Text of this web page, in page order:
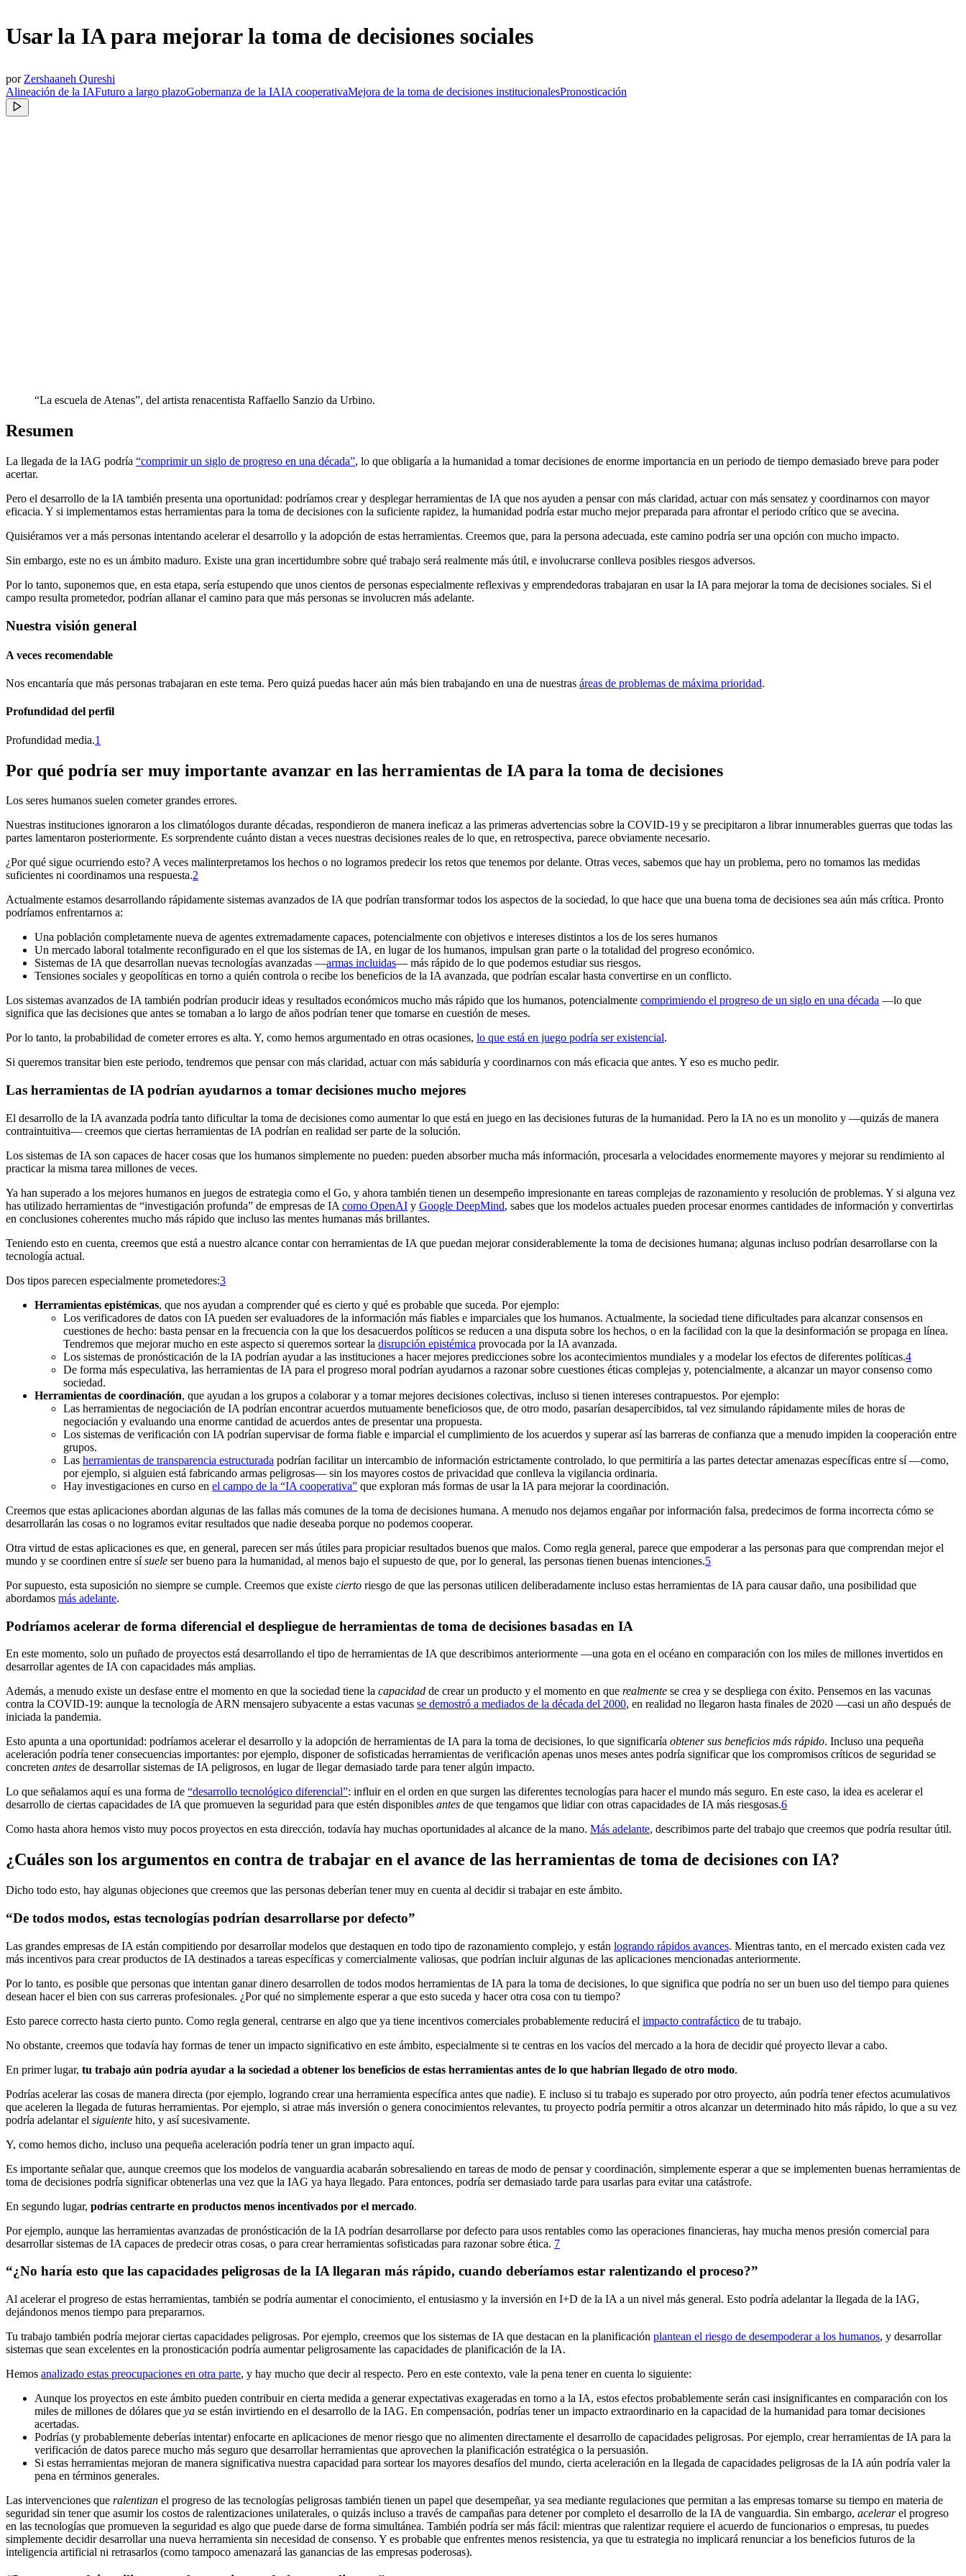
Usar la IA para mejorar la toma de decisiones sociales
por Zershaaneh Qureshi
Alineación de la IAFuturo a largo plazoGobernanza de la IAIA cooperativaMejora de la toma de decisiones institucionalesPronosticación
“La escuela de Atenas”, del artista renacentista Raffaello Sanzio da Urbino.
Resumen
La llegada de la IAG podría “comprimir un siglo de progreso en una década”, lo que obligaría a la humanidad a tomar decisiones de enorme importancia en un periodo de tiempo demasiado breve para poder
acertar.
Pero el desarrollo de la IA también presenta una oportunidad: podríamos crear y desplegar herramientas de IA que nos ayuden a pensar con más claridad, actuar con más sensatez y coordinarnos con mayor
eficacia. Y si implementamos estas herramientas para la toma de decisiones con la suficiente rapidez, la humanidad podría estar mucho mejor preparada para afrontar el periodo crítico que se avecina.
Quisiéramos ver a más personas intentando acelerar el desarrollo y la adopción de estas herramientas. Creemos que, para la persona adecuada, este camino podría ser una opción con mucho impacto.
Sin embargo, este no es un ámbito maduro. Existe una gran incertidumbre sobre qué trabajo será realmente más útil, e involucrarse conlleva posibles riesgos adversos.
Por lo tanto, suponemos que, en esta etapa, sería estupendo que unos cientos de personas especialmente reflexivas y emprendedoras trabajaran en usar la IA para mejorar la toma de decisiones sociales. Si el
campo resulta prometedor, podrían allanar el camino para que más personas se involucren más adelante.
Nuestra visión general
A veces recomendable
Nos encantaría que más personas trabajaran en este tema. Pero quizá puedas hacer aún más bien trabajando en una de nuestras áreas de problemas de máxima prioridad.
Profundidad del perfil
Profundidad media.⁠1
Por qué podría ser muy importante avanzar en las herramientas de IA para la toma de decisiones
Los seres humanos suelen cometer grandes errores.
Nuestras instituciones ignoraron a los climatólogos durante décadas, respondieron de manera ineficaz a las primeras advertencias sobre la COVID-19 y se precipitaron a librar innumerables guerras que todas las
partes lamentaron posteriormente. Es sorprendente cuánto distan a veces nuestras decisiones reales de lo que, en retrospectiva, parece obviamente necesario.
¿Por qué sigue ocurriendo esto? A veces malinterpretamos los hechos o no logramos predecir los retos que tenemos por delante. Otras veces, sabemos que hay un problema, pero no tomamos las medidas
suficientes ni coordinamos una respuesta.⁠2
Actualmente estamos desarrollando rápidamente sistemas avanzados de IA que podrían transformar todos los aspectos de la sociedad, lo que hace que una buena toma de decisiones sea aún más crítica. Pronto
podríamos enfrentarnos a:
Una población completamente nueva de agentes extremadamente capaces, potencialmente con objetivos e intereses distintos a los de los seres humanos
Un mercado laboral totalmente reconfigurado en el que los sistemas de IA, en lugar de los humanos, impulsan gran parte o la totalidad del progreso económico.
Sistemas de IA que desarrollan nuevas tecnologías avanzadas —armas incluidas— más rápido de lo que podemos estudiar sus riesgos.
Tensiones sociales y geopolíticas en torno a quién controla o recibe los beneficios de la IA avanzada, que podrían escalar hasta convertirse en un conflicto.
Los sistemas avanzados de IA también podrían producir ideas y resultados económicos mucho más rápido que los humanos, potencialmente comprimiendo el progreso de un siglo en una década —lo que
significa que las decisiones que antes se tomaban a lo largo de años podrían tener que tomarse en cuestión de meses.
Por lo tanto, la probabilidad de cometer errores es alta. Y, como hemos argumentado en otras ocasiones, lo que está en juego podría ser existencial.
Si queremos transitar bien este periodo, tendremos que pensar con más claridad, actuar con más sabiduría y coordinarnos con más eficacia que antes. Y eso es mucho pedir.
Las herramientas de IA podrían ayudarnos a tomar decisiones mucho mejores
El desarrollo de la IA avanzada podría tanto dificultar la toma de decisiones como aumentar lo que está en juego en las decisiones futuras de la humanidad. Pero la IA no es un monolito y —quizás de manera
contraintuitiva— creemos que ciertas herramientas de IA podrían en realidad ser parte de la solución.
Los sistemas de IA son capaces de hacer cosas que los humanos simplemente no pueden: pueden absorber mucha más información, procesarla a velocidades enormemente mayores y mejorar su rendimiento al
practicar la misma tarea millones de veces.
Ya han superado a los mejores humanos en juegos de estrategia como el Go, y ahora también tienen un desempeño impresionante en tareas complejas de razonamiento y resolución de problemas. Y si alguna vez
has utilizado herramientas de “investigación profunda” de empresas de IA como OpenAI y Google DeepMind, sabes que los modelos actuales pueden procesar enormes cantidades de información y convertirlas
en conclusiones coherentes mucho más rápido que incluso las mentes humanas más brillantes.
Teniendo esto en cuenta, creemos que está a nuestro alcance contar con herramientas de IA que puedan mejorar considerablemente la toma de decisiones humana; algunas incluso podrían desarrollarse con la
tecnología actual.
Dos tipos parecen especialmente prometedores:⁠3
Herramientas epistémicas, que nos ayudan a comprender qué es cierto y qué es probable que suceda. Por ejemplo:
Los verificadores de datos con IA pueden ser evaluadores de la información más fiables e imparciales que los humanos. Actualmente, la sociedad tiene dificultades para alcanzar consensos en
cuestiones de hecho: basta pensar en la frecuencia con la que los desacuerdos políticos se reducen a una disputa sobre los hechos, o en la facilidad con la que la desinformación se propaga en línea.
Tendremos que mejorar mucho en este aspecto si queremos sortear la disrupción epistémica provocada por la IA avanzada.
Los sistemas de pronósticación de la IA podrían ayudar a las instituciones a hacer mejores predicciones sobre los acontecimientos mundiales y a modelar los efectos de diferentes políticas.⁠4
De forma más especulativa, las herramientas de IA para el progreso moral podrían ayudarnos a razonar sobre cuestiones éticas complejas y, potencialmente, a alcanzar un mayor consenso como
sociedad.
Herramientas de coordinación, que ayudan a los grupos a colaborar y a tomar mejores decisiones colectivas, incluso si tienen intereses contrapuestos. Por ejemplo:
Las herramientas de negociación de IA podrían encontrar acuerdos mutuamente beneficiosos que, de otro modo, pasarían desapercibidos, tal vez simulando rápidamente miles de horas de
negociación y evaluando una enorme cantidad de acuerdos antes de presentar una propuesta.
Los sistemas de verificación con IA podrían supervisar de forma fiable e imparcial el cumplimiento de los acuerdos y superar así las barreras de confianza que a menudo impiden la cooperación entre
grupos.
Las herramientas de transparencia estructurada podrían facilitar un intercambio de información estrictamente controlado, lo que permitiría a las partes detectar amenazas específicas entre sí —como,
por ejemplo, si alguien está fabricando armas peligrosas— sin los mayores costos de privacidad que conlleva la vigilancia ordinaria.
Hay investigaciones en curso en el campo de la “IA cooperativa” que exploran más formas de usar la IA para mejorar la coordinación.
Creemos que estas aplicaciones abordan algunas de las fallas más comunes de la toma de decisiones humana. A menudo nos dejamos engañar por información falsa, predecimos de forma incorrecta cómo se
desarrollarán las cosas o no logramos evitar resultados que nadie deseaba porque no podemos cooperar.
Otra virtud de estas aplicaciones es que, en general, parecen ser más útiles para propiciar resultados buenos que malos. Como regla general, parece que empoderar a las personas para que comprendan mejor el
mundo y se coordinen entre sísuele ser bueno para la humanidad, al menos bajo el supuesto de que, por lo general, las personas tienen buenas intenciones.⁠5
Por supuesto, esta suposición no siempre se cumple. Creemos que existe cierto riesgo de que las personas utilicen deliberadamente incluso estas herramientas de IA para causar daño, una posibilidad que
abordamos más adelante.
Podríamos acelerar de forma diferencial el despliegue de herramientas de toma de decisiones basadas en IA
En este momento, solo un puñado de proyectos está desarrollando el tipo de herramientas de IA que describimos anteriormente —una gota en el océano en comparación con los miles de millones invertidos en
desarrollar agentes de IA con capacidades más amplias.
Además, a menudo existe un desfase entre el momento en que la sociedad tiene la capacidad de crear un producto y el momento en que realmente se crea y se despliega con éxito. Pensemos en las vacunas
contra la COVID-19: aunque la tecnología de ARN mensajero subyacente a estas vacunas se demostró a mediados de la década del 2000, en realidad no llegaron hasta finales de 2020 —casi un año después de
iniciada la pandemia.
Esto apunta a una oportunidad: podríamos acelerar el desarrollo y la adopción de herramientas de IA para la toma de decisiones, lo que significaría obtener sus beneficios más rápido. Incluso una pequeña
aceleración podría tener consecuencias importantes: por ejemplo, disponer de sofisticadas herramientas de verificación apenas unos meses antes podría significar que los compromisos críticos de seguridad se
concreten antes de desarrollar sistemas de IA peligrosos, en lugar de llegar demasiado tarde para tener algún impacto.
Lo que señalamos aquí es una forma de “desarrollo tecnológico diferencial”: influir en el orden en que surgen las diferentes tecnologías para hacer el mundo más seguro. En este caso, la idea es acelerar el
desarrollo de ciertas capacidades de IA que promueven la seguridad para que estén disponibles antes de que tengamos que lidiar con otras capacidades de IA más riesgosas.⁠6
Como hasta ahora hemos visto muy pocos proyectos en esta dirección, todavía hay muchas oportunidades al alcance de la mano. Más adelante, describimos parte del trabajo que creemos que podría resultar útil.
¿Cuáles son los argumentos en contra de trabajar en el avance de las herramientas de toma de decisiones con IA?
Dicho todo esto, hay algunas objeciones que creemos que las personas deberían tener muy en cuenta al decidir si trabajar en este ámbito.
“De todos modos, estas tecnologías podrían desarrollarse por defecto”
Las grandes empresas de IA están compitiendo por desarrollar modelos que destaquen en todo tipo de razonamiento complejo, y están logrando rápidos avances. Mientras tanto, en el mercado existen cada vez
más incentivos para crear productos de IA destinados a tareas específicas y comercialmente valiosas, que podrían incluir algunas de las aplicaciones mencionadas anteriormente.
Por lo tanto, es posible que personas que intentan ganar dinero desarrollen de todos modos herramientas de IA para la toma de decisiones, lo que significa que podría no ser un buen uso del tiempo para quienes
desean hacer el bien con sus carreras profesionales. ¿Por qué no simplemente esperar a que esto suceda y hacer otra cosa con tu tiempo?
Esto parece correcto hasta cierto punto. Como regla general, centrarse en algo que ya tiene incentivos comerciales probablemente reducirá el impacto contrafáctico de tu trabajo.
No obstante, creemos que todavía hay formas de tener un impacto significativo en este ámbito, especialmente si te centras en los vacíos del mercado a la hora de decidir qué proyecto llevar a cabo.
En primer lugar, tu trabajo aún podría ayudar a la sociedad a obtener los beneficios de estas herramientas antes de lo que habrían llegado de otro modo.
Podrías acelerar las cosas de manera directa (por ejemplo, logrando crear una herramienta específica antes que nadie). E incluso si tu trabajo es superado por otro proyecto, aún podría tener efectos acumulativos
que aceleren la llegada de futuras herramientas. Por ejemplo, si atrae más inversión o genera conocimientos relevantes, tu proyecto podría permitir a otros alcanzar un determinado hito más rápido, lo que a su vez
podría adelantar el siguiente hito, y así sucesivamente.
Y, como hemos dicho, incluso una pequeña aceleración podría tener un gran impacto aquí.
Es importante señalar que, aunque creemos que los modelos de vanguardia acabarán sobresaliendo en tareas de modo de pensar y coordinación, simplemente esperar a que se implementen buenas herramientas de
toma de decisiones podría significar obtenerlas una vez que la IAG ya haya llegado. Para entonces, podría ser demasiado tarde para usarlas para evitar una catástrofe.
En segundo lugar, podrías centrarte en productos menos incentivados por el mercado.
Por ejemplo, aunque las herramientas avanzadas de pronósticación de la IA podrían desarrollarse por defecto para usos rentables como las operaciones financieras, hay mucha menos presión comercial para
desarrollar sistemas de IA capaces de predecir otras cosas, o para crear herramientas sofisticadas para razonar sobre ética. 7
“¿No haría esto que las capacidades peligrosas de la IA llegaran más rápido, cuando deberíamos estar ralentizando el proceso?”
Al acelerar el progreso de estas herramientas, también se podría aumentar el conocimiento, el entusiasmo y la inversión en I+D de la IA a un nivel más general. Esto podría adelantar la llegada de la IAG,
dejándonos menos tiempo para prepararnos.
Tu trabajo también podría mejorar ciertas capacidades peligrosas. Por ejemplo, creemos que los sistemas de IA que destacan en la planificación plantean el riesgo de desempoderar a los humanos, y desarrollar
sistemas que sean excelentes en la pronosticación podría aumentar peligrosamente las capacidades de planificación de la IA.
Hemos analizado estas preocupaciones en otra parte, y hay mucho que decir al respecto. Pero en este contexto, vale la pena tener en cuenta lo siguiente:
Aunque los proyectos en este ámbito pueden contribuir en cierta medida a generar expectativas exageradas en torno a la IA, estos efectos probablemente serán casi insignificantes en comparación con los
miles de millones de dólares que ya se están invirtiendo en el desarrollo de la IAG. En compensación, podrías tener un impacto extraordinario en la capacidad de la humanidad para tomar decisiones
acertadas.
Podrías (y probablemente deberías intentar) enfocarte en aplicaciones de menor riesgo que no alimenten directamente el desarrollo de capacidades peligrosas. Por ejemplo, crear herramientas de IA para la
verificación de datos parece mucho más seguro que desarrollar herramientas que aprovechen la planificación estratégica o la persuasión.
Si estas herramientas mejoran de manera significativa nuestra capacidad para sortear los mayores desafíos del mundo, cierta aceleración en la llegada de capacidades peligrosas de la IA aún podría valer la
pena en términos generales.
Las intervenciones que ralentizan el progreso de las tecnologías peligrosas también tienen un papel que desempeñar, ya sea mediante regulaciones que permitan a las empresas tomarse su tiempo en materia de
seguridad sin tener que asumir los costos de ralentizaciones unilaterales, o quizás incluso a través de campañas para detener por completo el desarrollo de la IA de vanguardia. Sin embargo, acelerarel progreso
en las tecnologías que promueven la seguridad es algo que puede darse de forma simultánea. También podría ser más fácil: mientras que ralentizar requiere el acuerdo de funcionarios o empresas, tu puedes
simplemente decidir desarrollar una nueva herramienta sin necesidad de consenso. Y es probable que enfrentes menos resistencia, ya que tu estrategia no implicará renunciar a los beneficios futuros de la
inteligencia artificial ni retrasarlos (como tampoco amenazará las ganancias de las empresas poderosas).